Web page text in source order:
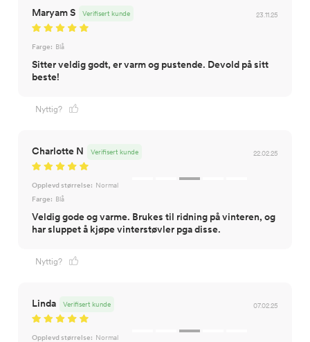
Maryam S 23.11.25
Verifisert kunde
Farge: Blå
Sitter veldig godt, er varm og pustende. Devold på sitt
beste!
Nyttig?
Charlotte N 22.02.25
Verifisert kunde
Opplevd størrelse: Normal
Farge: Blå
Veldig gode og varme. Brukes til ridning på vinteren, og
har sluppet å kjøpe vinterstøvler pga disse.
Nyttig?
Linda 07.02.25
Verifisert kunde
Opplevd størrelse: Normal